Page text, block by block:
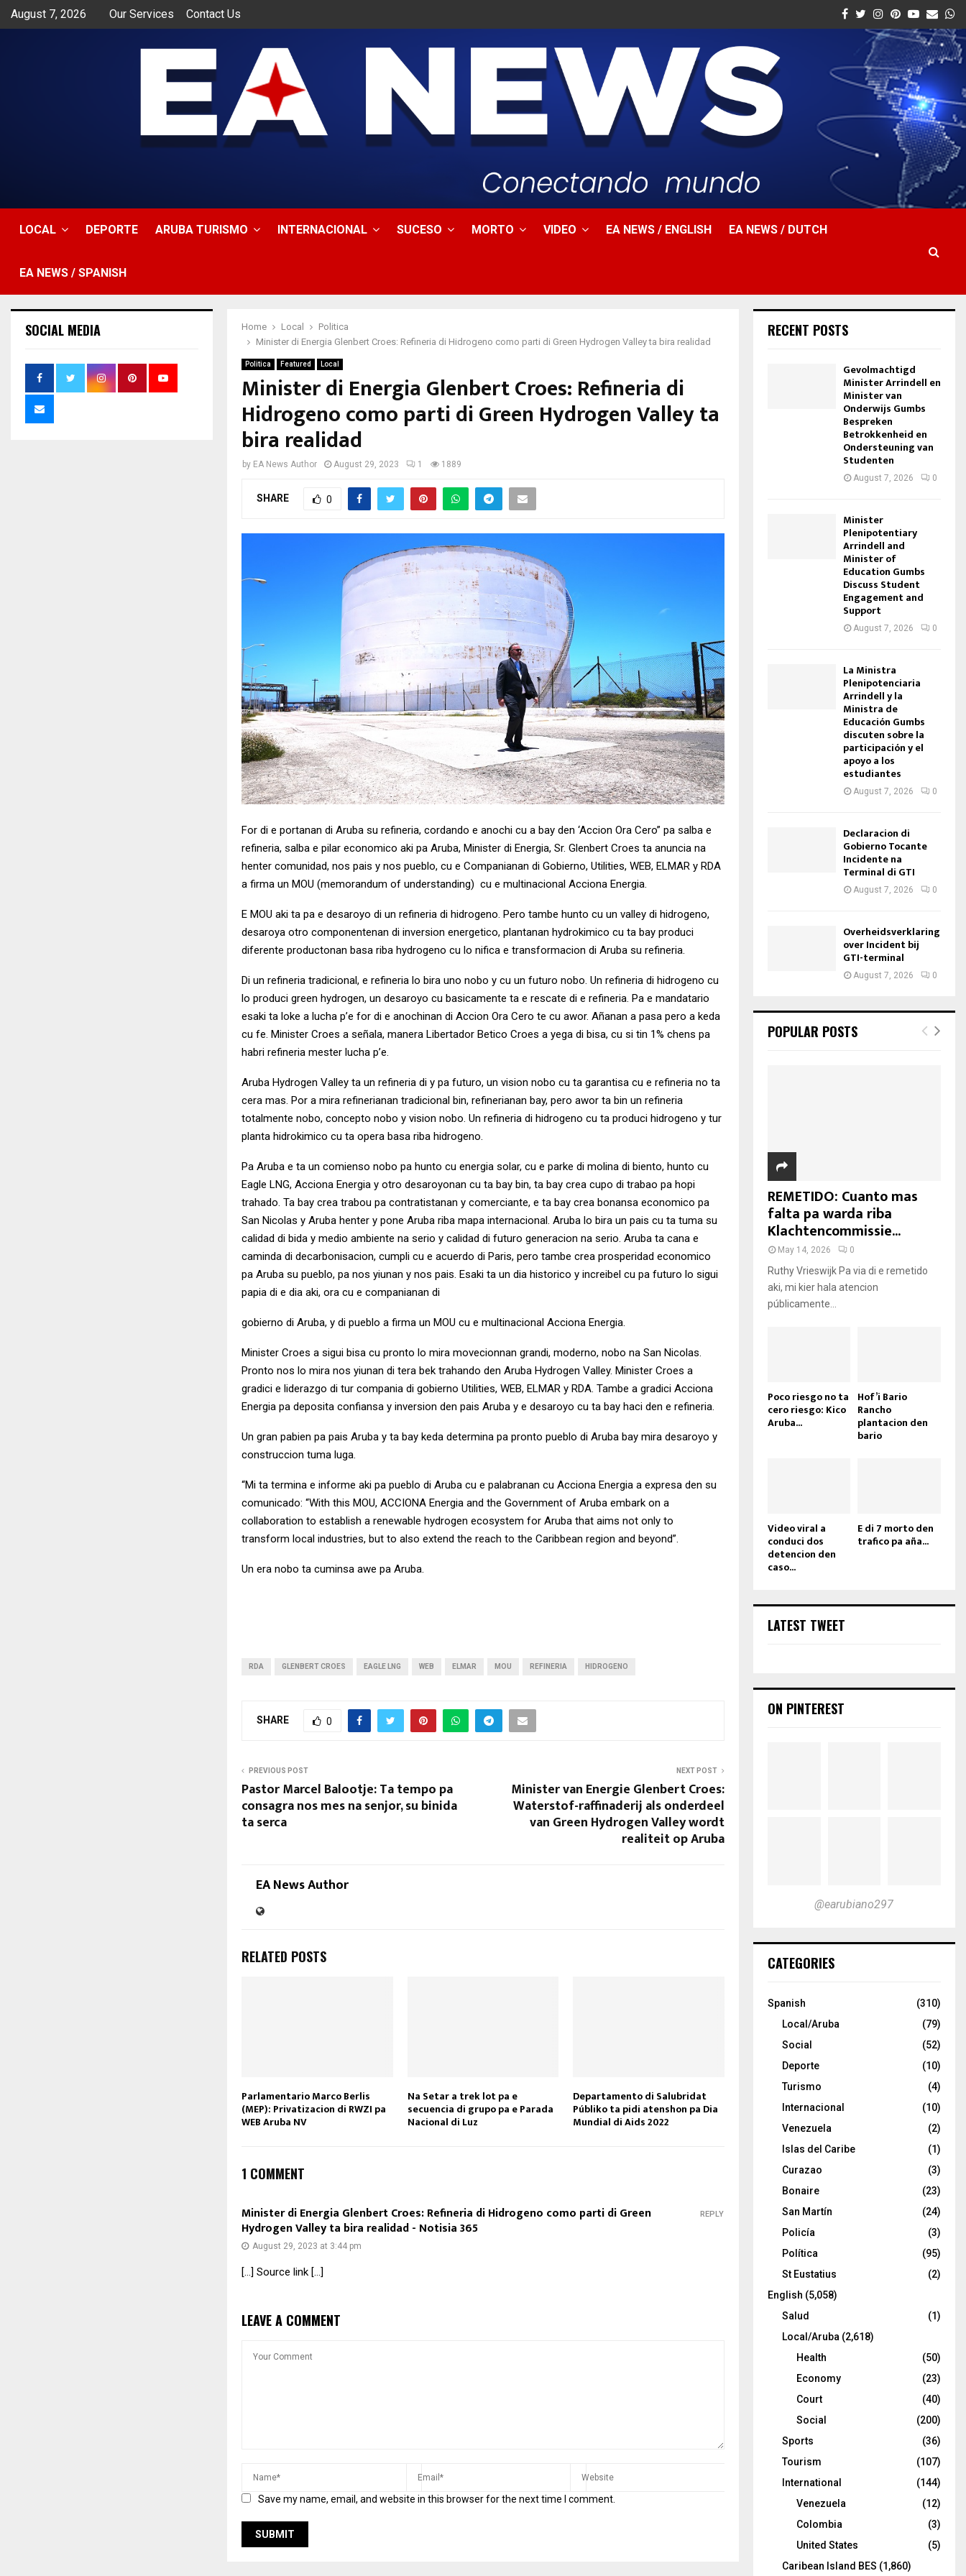
August 7, 2026 Our Services Contact Us Facebook
Twitter
Instagram
Pinterest
Youtube
Email
LOCAL DEPORTE ARUBA TURISMO INTERNACIONAL SUCESO MORTO VIDEO EA NEWS / ENGLISH EA NEWS / DUTCH
EA NEWS / SPANISH
Home Local
Politica
Minister di Energia Glenbert Croes: Refineria di Hidrogeno como parti di Green Hydrogen Valley ta bira realidad
Politica Featured Local
Minister di Energia Glenbert Croes: Refineria di
Hidrogeno como parti di Green Hydrogen Valley ta
bira realidad
by EA News Author August 29, 2023 1 1889
SHARE 0
For di e portanan di Aruba su refineria, cordando e anochi cu a bay den ‘Accion Ora Cero” pa salba e
refineria, salba e pilar economico aki pa Aruba, Minister di Energia, Sr. Glenbert Croes ta anuncia na
henter comunidad, nos pais y nos pueblo, cu e Companianan di Gobierno, Utilities, WEB, ELMAR y RDA
a firma un MOU (memorandum of understanding) cu e multinacional Acciona Energia.
E MOU aki ta pa e desaroyo di un refineria di hidrogeno. Pero tambe hunto cu un valley di hidrogeno,
desaroya otro componentenan di inversion energetico, plantanan hydrokimico cu ta bay produci
diferente productonan basa riba hydrogeno cu lo nifica e transformacion di Aruba su refineria.
Di un refineria tradicional, e refineria lo bira uno nobo y cu un futuro nobo. Un refineria di hidrogeno cu
lo produci green hydrogen, un desaroyo cu basicamente ta e rescate di e refineria. Pa e mandatario
esaki ta loke a lucha p’e for di e anochinan di Accion Ora Cero te cu awor. Añanan a pasa pero a keda
cu fe. Minister Croes a señala, manera Libertador Betico Croes a yega di bisa, cu si tin 1% chens pa
habri refineria mester lucha p’e.
Aruba Hydrogen Valley ta un refineria di y pa futuro, un vision nobo cu ta garantisa cu e refineria no ta
cera mas. Por a mira refinerianan tradicional bin, refinerianan bay, pero awor ta bin un refineria
totalmente nobo, concepto nobo y vision nobo. Un refineria di hidrogeno cu ta produci hidrogeno y tur
planta hidrokimico cu ta opera basa riba hidrogeno.
Pa Aruba e ta un comienso nobo pa hunto cu energia solar, cu e parke di molina di biento, hunto cu
Eagle LNG, Acciona Energia y otro desaroyonan cu ta bay bin, ta bay crea cupo di trabao pa hopi
trahado. Ta bay crea trabou pa contratistanan y comerciante, e ta bay crea bonansa economico pa
San Nicolas y Aruba henter y pone Aruba riba mapa internacional. Aruba lo bira un pais cu ta tuma su
calidad di bida y medio ambiente na serio y calidad di futuro generacion na serio. Aruba ta cana e
caminda di decarbonisacion, cumpli cu e acuerdo di Paris, pero tambe crea prosperidad economico
pa Aruba su pueblo, pa nos yiunan y nos pais. Esaki ta un dia historico y increibel cu pa futuro lo sigui
papia di e dia aki, ora cu e companianan di
gobierno di Aruba, y di pueblo a firma un MOU cu e multinacional Acciona Energia.
Minister Croes a sigui bisa cu pronto lo mira movecionnan grandi, moderno, nobo na San Nicolas.
Pronto nos lo mira nos yiunan di tera bek trahando den Aruba Hydrogen Valley. Minister Croes a
gradici e liderazgo di tur compania di gobierno Utilities, WEB, ELMAR y RDA. Tambe a gradici Acciona
Energia pa deposita confiansa y inversion den pais Aruba y e desaroyo cu ta bay haci den e refineria.
Un gran pabien pa pais Aruba y ta bay keda determina pa pronto pueblo di Aruba bay mira desaroyo y
construccion tuma luga.
“Mi ta termina e informe aki pa pueblo di Aruba cu e palabranan cu Acciona Energia a expresa den su
comunicado: “With this MOU, ACCIONA Energia and the Government of Aruba embark on a
collaboration to establish a renewable hydrogen ecosystem for Aruba that aims not only to
transform local industries, but to also extend the reach to the Caribbean region and beyond”.
Un era nobo ta cuminsa awe pa Aruba.
RDA GLENBERT CROES EAGLE LNG WEB ELMAR MOU REFINERIA HIDROGENO
SHARE 0
PREVIOUS POST
Pastor Marcel Balootje: Ta tempo pa
consagra nos mes na senjor, su binida
ta serca
NEXT POST
Minister van Energie Glenbert Croes:
Waterstof-raffinaderij als onderdeel
van Green Hydrogen Valley wordt
realiteit op Aruba
EA News Author
RELATED POSTS
Parlamentario Marco Berlis
(MEP): Privatizacion di RWZI pa
WEB Aruba NV
Na Setar a trek lot pa e
secuencia di grupo pa e Parada
Nacional di Luz
Departamento di Salubridat
Públiko ta pidi atenshon pa Dia
Mundial di Aids 2022
1 COMMENT
Minister di Energia Glenbert Croes: Refineria di Hidrogeno como parti di Green
Hydrogen Valley ta bira realidad - Notisia 365
August 29, 2023 at 3:44 pm
[…] Source link […]
REPLY
LEAVE A COMMENT
Save my name, email, and website in this browser for the next time I comment.
SOCIAL MEDIA RECENT POSTS
Gevolmachtigd
Minister Arrindell en
Minister van
Onderwijs Gumbs
Bespreken
Betrokkenheid en
Ondersteuning van
Studenten
August 7, 2026 0
Minister
Plenipotentiary
Arrindell and
Minister of
Education Gumbs
Discuss Student
Engagement and
Support
August 7, 2026 0
La Ministra
Plenipotenciaria
Arrindell y la
Ministra de
Educación Gumbs
discuten sobre la
participación y el
apoyo a los
estudiantes
August 7, 2026 0
Declaracion di
Gobierno Tocante
Incidente na
Terminal di GTI
August 7, 2026 0
Overheidsverklaring
over Incident bij
GTI-terminal
August 7, 2026 0
POPULAR POSTS
REMETIDO: Cuanto mas
falta pa warda riba
Klachtencommissie...
May 14, 2026 0
Ruthy Vrieswijk Pa via di e remetido
aki, mi kier hala atencion
públicamente...
Poco riesgo no ta
cero riesgo: Kico
Aruba...
Hof’i Bario
Rancho
plantacion den
bario
Video viral a
conduci dos
detencion den
caso...
E di 7 morto den
trafico pa aña...
LATEST TWEET
ON PINTEREST
@earubiano297
CATEGORIES
Spanish
(310)
Local/Aruba
(79)
Social
(52)
Deporte
(10)
Turismo
(4)
Internacional
(10)
Venezuela
(2)
Islas del Caribe
(1)
Curazao
(3)
Bonaire
(23)
San Martín
(24)
Policía
(3)
Política
(95)
St Eustatius
(2)
English (5,058)
Salud
(1)
Local/Aruba (2,618)
Health
(50)
Economy
(23)
Court
(40)
Social
(200)
Sports
(36)
Tourism
(107)
International
(144)
Venezuela
(12)
Colombia
(3)
United States
(5)
Caribean Island BES (1,860)